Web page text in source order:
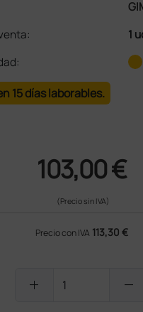
:
1
15 días laborables.
103,00 €
(Precio sin IVA)
Precio con IVA 113,30 €
add remove